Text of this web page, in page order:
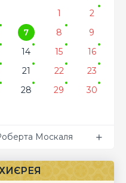
1
2
7 8
9
14 15
16
21 22
23
28 29
30
Москаля